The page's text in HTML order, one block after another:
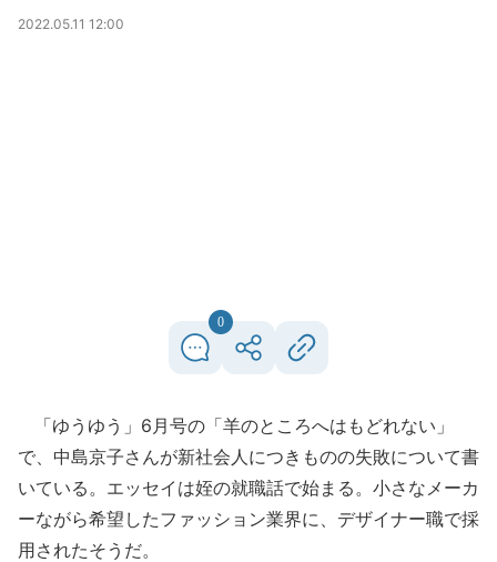
2022.05.11 12:00
0
「ゆうゆう」6月号の「羊のところへはもどれない」
で、中島京子さんが新社会人につきものの失敗について書
いている。エッセイは姪の就職話で始まる。小さなメーカ
ーながら希望したファッション業界に、デザイナー職で採
用されたそうだ。